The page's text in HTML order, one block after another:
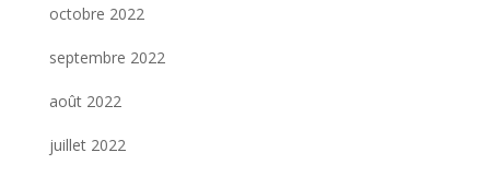
octobre 2022
septembre 2022
août 2022
juillet 2022